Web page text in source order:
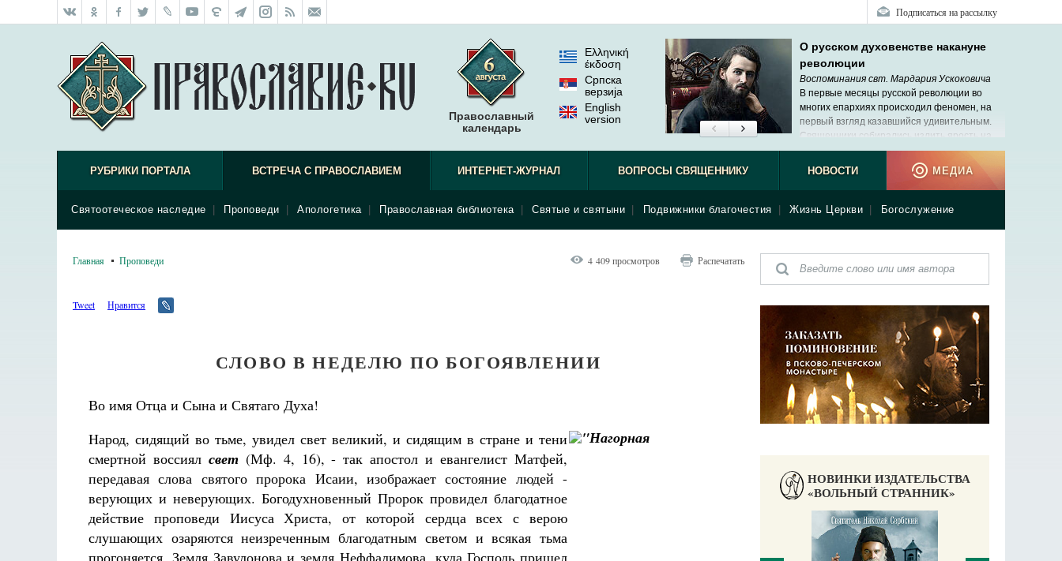
Подписаться на рассылку
Православный
календарь
Ελληνική
έκδοση
Српска
верзиjа
English
version
О русском духовенстве накануне
революции
Воспоминания свт. Мардария Ускоковича
В первые месяцы русской революции во
многих епархиях происходил феномен, на
первый взгляд казавшийся удивительным.
Священники собирались излить ярость на
своих архиереев. Мне не раз пришлось
наблюдать подобные сцены, но меня это не удивляло.
РУБРИКИ ПОРТАЛА ВСТРЕЧА С ПРАВОСЛАВИЕМ
Святоотеческое наследие Проповеди Апологетика Православная библиотека Святые и святыни Подвижники благочестия Жизнь Церкви Богослужение
ИНТЕРНЕТ-ЖУРНАЛ ВОПРОСЫ СВЯЩЕННИКУ НОВОСТИ МЕДИА
Главная Проповеди 4 409 просмотров Распечатать
Tweet Нравится
СЛОВО В НЕДЕЛЮ ПО БОГОЯВЛЕНИИ
Во имя Отца и Сына и Святаго Духа!
Народ, сидящий во тьме, увидел свет великий, и сидящим в стране и тени
смертной воссиял свет (Мф. 4, 16), - так апостол и евангелист Матфей,
передавая слова святого пророка Исаии, изображает состояние людей -
верующих и неверующих. Богодухновенный Пророк провидел благодатное
действие проповеди Иисуса Христа, от которой сердца всех с верою
слушающих озаряются неизреченным благодатным светом и всякая тьма
прогоняется. Земля Завулонова и земля Неффалимова, куда Господь пришел
НОВИНКИ ИЗДАТЕЛЬСТВА
«ВОЛЬНЫЙ СТРАННИК»